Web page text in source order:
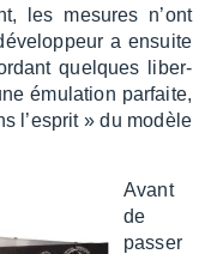
les mesures n’ont
a ensuite
quelques liber­
émula­tion parfaite,
l’es­prit » du modèle
Avant
de
passer